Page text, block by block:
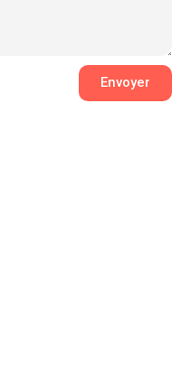
Envoyer